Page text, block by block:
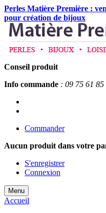
Perles Matière Première :
pour création de bijoux
Conseil produit
Info commande : 09 75 61 85
Commander
Aucun produit dans votre
S'enregistrer
Connexion
Menu
Accueil